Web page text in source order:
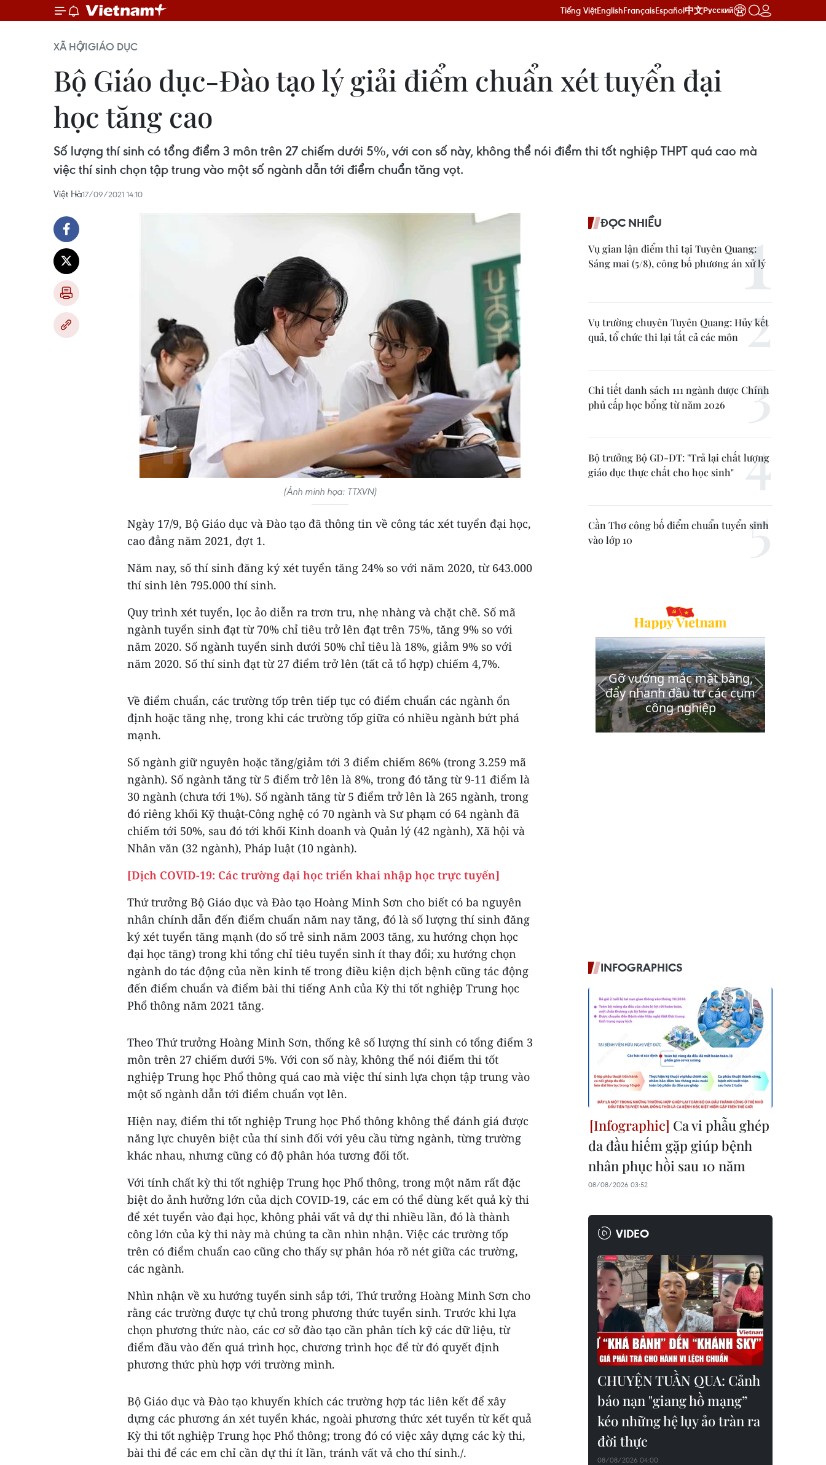
Tiếng ViệtEnglishFrançaisEspañol中文Русский
XÃ HỘIGIÁO DỤC
Bộ Giáo dục-Đào tạo lý giải điểm chuẩn xét tuyển đại
học tăng cao
Số lượng thí sinh có tổng điểm 3 môn trên 27 chiếm dưới 5%, với con số này, không thể nói điểm thi tốt nghiệp THPT quá cao mà
việc thí sinh chọn tập trung vào một số ngành dẫn tới điểm chuẩn tăng vọt.
Việt Hà17/09/2021 14:10
(Ảnh minh họa: TTXVN)
Ngày 17/9, Bộ Giáo dục và Đào tạo đã thông tin về công tác xét tuyển đại học,
cao đẳng năm 2021, đợt 1.
Năm nay, số thí sinh đăng ký xét tuyển tăng 24% so với năm 2020, từ 643.000
thí sinh lên 795.000 thí sinh.
Quy trình xét tuyển, lọc ảo diễn ra trơn tru, nhẹ nhàng và chặt chẽ. Số mã
ngành tuyển sinh đạt từ 70% chỉ tiêu trở lên đạt trên 75%, tăng 9% so với
năm 2020. Số ngành tuyển sinh dưới 50% chỉ tiêu là 18%, giảm 9% so với
năm 2020. Số thí sinh đạt từ 27 điểm trở lên (tất cả tổ hợp) chiếm 4,7%.
Về điểm chuẩn, các trường tốp trên tiếp tục có điểm chuẩn các ngành ổn
định hoặc tăng nhẹ, trong khi các trường tốp giữa có nhiều ngành bứt phá
mạnh.
Số ngành giữ nguyên hoặc tăng/giảm tới 3 điểm chiếm 86% (trong 3.259 mã
ngành). Số ngành tăng từ 5 điểm trở lên là 8%, trong đó tăng từ 9-11 điểm là
30 ngành (chưa tới 1%). Số ngành tăng từ 5 điểm trở lên là 265 ngành, trong
đó riêng khối Kỹ thuật-Công nghệ có 70 ngành và Sư phạm có 64 ngành đã
chiếm tới 50%, sau đó tới khối Kinh doanh và Quản lý (42 ngành), Xã hội và
Nhân văn (32 ngành), Pháp luật (10 ngành).
[Dịch COVID-19: Các trường đại học triển khai nhập học trực tuyến]
Thứ trưởng Bộ Giáo dục và Đào tạo Hoàng Minh Sơn cho biết có ba nguyên
nhân chính dẫn đến điểm chuẩn năm nay tăng, đó là số lượng thí sinh đăng
ký xét tuyển tăng mạnh (do số trẻ sinh năm 2003 tăng, xu hướng chọn học
đại học tăng) trong khi tổng chỉ tiêu tuyển sinh ít thay đổi; xu hướng chọn
ngành do tác động của nền kinh tế trong điều kiện dịch bệnh cũng tác động
đến điểm chuẩn và điểm bài thi tiếng Anh của Kỳ thi tốt nghiệp Trung học
Phổ thông năm 2021 tăng.
Theo Thứ trưởng Hoàng Minh Sơn, thống kê số lượng thí sinh có tổng điểm 3
môn trên 27 chiếm dưới 5%. Với con số này, không thể nói điểm thi tốt
nghiệp Trung học Phổ thông quá cao mà việc thí sinh lựa chọn tập trung vào
một số ngành dẫn tới điểm chuẩn vọt lên.
Hiện nay, điểm thi tốt nghiệp Trung học Phổ thông không thể đánh giá được
năng lực chuyên biệt của thí sinh đối với yêu cầu từng ngành, từng trường
khác nhau, nhưng cũng có độ phân hóa tương đối tốt.
Với tính chất kỳ thi tốt nghiệp Trung học Phổ thông, trong một năm rất đặc
biệt do ảnh hưởng lớn của dịch COVID-19, các em có thể dùng kết quả kỳ thi
để xét tuyển vào đại học, không phải vất vả dự thi nhiều lần, đó là thành
công lớn của kỳ thi này mà chúng ta cần nhìn nhận. Việc các trường tốp
trên có điểm chuẩn cao cũng cho thấy sự phân hóa rõ nét giữa các trường,
các ngành.
Nhìn nhận về xu hướng tuyển sinh sắp tới, Thứ trưởng Hoàng Minh Sơn cho
rằng các trường được tự chủ trong phương thức tuyển sinh. Trước khi lựa
chọn phương thức nào, các cơ sở đào tạo cần phân tích kỹ các dữ liệu, từ
điểm đầu vào đến quá trình học, chương trình học để từ đó quyết định
phương thức phù hợp với trường mình.
Bộ Giáo dục và Đào tạo khuyến khích các trường hợp tác liên kết để xây
dựng các phương án xét tuyển khác, ngoài phương thức xét tuyển từ kết quả
Kỳ thi tốt nghiệp Trung học Phổ thông; trong đó có việc xây dựng các kỳ thi,
bài thi để các em chỉ cần dự thi ít lần, tránh vất vả cho thí sinh./.
ĐỌC NHIỀU
Vụ gian lận điểm thi tại Tuyên Quang:
Sáng mai (5/8), công bố phương án xử lý
Vụ trường chuyên Tuyên Quang: Hủy kết
quả, tổ chức thi lại tất cả các môn
Chi tiết danh sách 111 ngành được Chính
phủ cấp học bổng từ năm 2026
Bộ trưởng Bộ GD-ĐT: "Trả lại chất lượng
giáo dục thực chất cho học sinh"
Cần Thơ công bố điểm chuẩn tuyển sinh
vào lớp 10
INFOGRAPHICS
Ca vi phẫu ghép
da đầu hiếm gặp giúp bệnh
nhân phục hồi sau 10 năm
08/08/2026 03:52
VIDEO
CHUYỆN TUẦN QUA: Cảnh
báo nạn "giang hồ mạng”
kéo những hệ lụy ảo tràn ra
đời thực
08/08/2026 04:00